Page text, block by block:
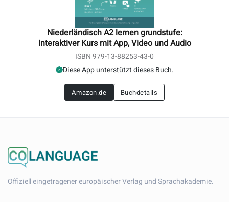
Niederländisch A2 lernen grundstufe:
interaktiver Kurs mit App, Video und Audio
ISBN 979-13-88253-43-0
Diese App unterstützt dieses Buch.
Amazon.de Buchdetails
Offiziell eingetragener europäischer Verlag und Sprachakademie.